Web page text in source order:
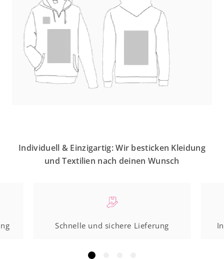
Individuell & Einzigartig: Wir besticken Kleidung
und Textilien nach deinen Wunsch
Schnelle und sichere Lieferung